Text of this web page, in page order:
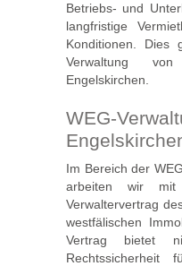
Betriebs- und
langfristige
Konditionen. Dies
Verwaltung
Engelskirchen.
WEG-
Im Bereich der
arbeiten wir mit
Verwaltervertrag
westfälischen
Vertrag bietet
Rechtssicherheit